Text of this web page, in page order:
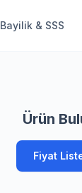
Bayilik & SSS
Ürün
Fiyat